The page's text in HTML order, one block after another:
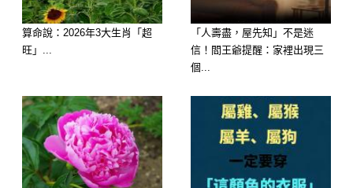
歡迎來下水道觀看更多都市傳說👉
https://lihi3.cc/c5H8h
🍲 心理測驗：大寒這天，妳最想喝哪
算命說：2026年3大生肖「超
旺」...
「人壽盡，屋先知」不是迷
信！閻王爺提醒：家裡出現三
個...